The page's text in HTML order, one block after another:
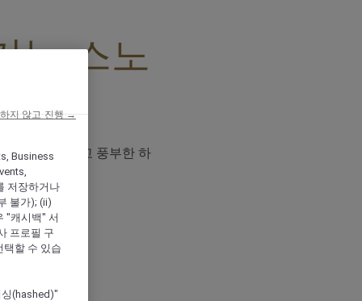
는 스노
활기 넘치고 풍부한 하
Business
저장하거나
불가); (ii)
"캐시백" 서
프로필 구
택할 수 있습
(hashed)"
지 않고 진행 →